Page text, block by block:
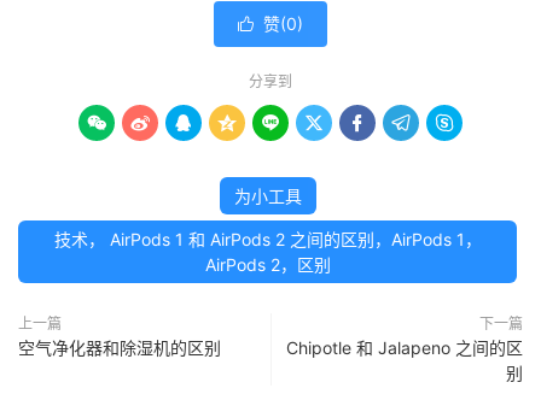
 赞(0)
分享到
        
为小工具
技术， AirPods 1 和 AirPods 2 之间的区别，AirPods 1，
AirPods 2，区别
上一篇
空气净化器和除湿机的区别
下一篇
Chipotle 和 Jalapeno 之间的区
别